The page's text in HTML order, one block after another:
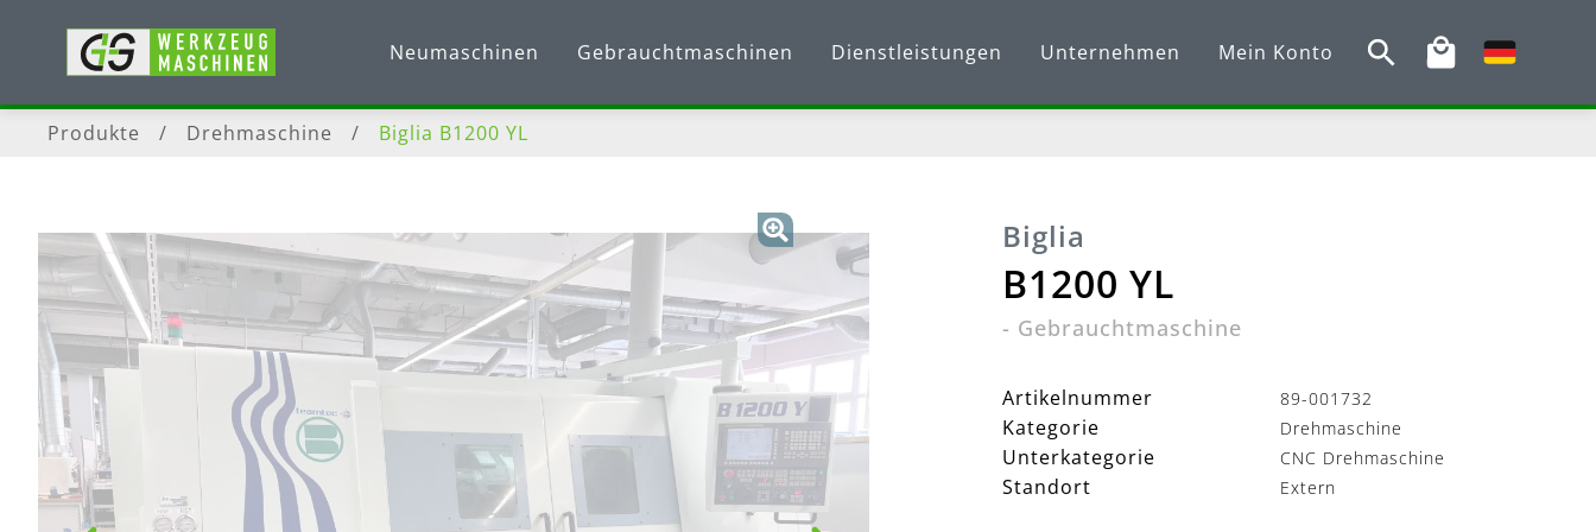
Neumaschinen Gebrauchtmaschinen Dienstleistungen Unternehmen Mein Konto
Produkte / Drehmaschine / Biglia B1200 YL
Biglia
B1200 YL
- Gebrauchtmaschine
Artikelnummer 89-001732
Kategorie Drehmaschine
Unterkategorie CNC Drehmaschine
Standort Extern